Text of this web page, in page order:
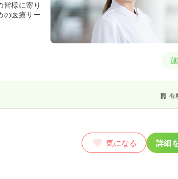
皆様に寄り
の医療サー
有
気になる 詳細